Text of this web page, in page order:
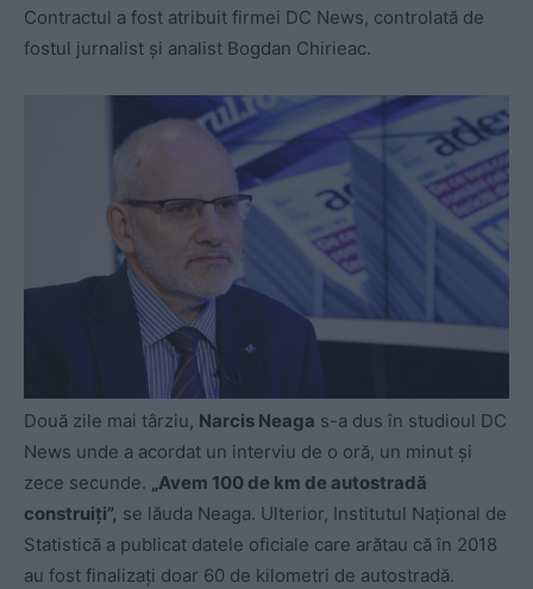
Contractul a fost atribuit firmei DC News, controlată de
fostul jurnalist și analist Bogdan Chirieac.
Două zile mai târziu, Narcis Neaga s-a dus în studioul DC
News unde a acordat un interviu de o oră, un minut și
zece secunde. „Avem 100 de km de autostradă
construiți”, se lăuda Neaga. Ulterior, Institutul Național de
Statistică a publicat datele oficiale care arătau că în 2018
au fost finalizați doar 60 de kilometri de autostradă.